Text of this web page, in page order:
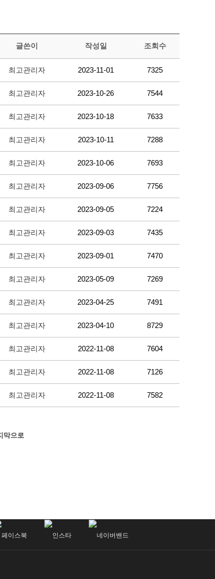
글쓴이 작성일 조회수
최고관리자 2023-11-01 7325
최고관리자 2023-10-26 7544
최고관리자 2023-10-18 7633
최고관리자 2023-10-11 7288
최고관리자 2023-10-06 7693
최고관리자 2023-09-06 7756
최고관리자 2023-09-05 7224
최고관리자 2023-09-03 7435
최고관리자 2023-09-01 7470
최고관리자 2023-05-09 7269
최고관리자 2023-04-25 7491
최고관리자 2023-04-10 8729
최고관리자 2022-11-08 7604
최고관리자 2022-11-08 7126
최고관리자 2022-11-08 7582